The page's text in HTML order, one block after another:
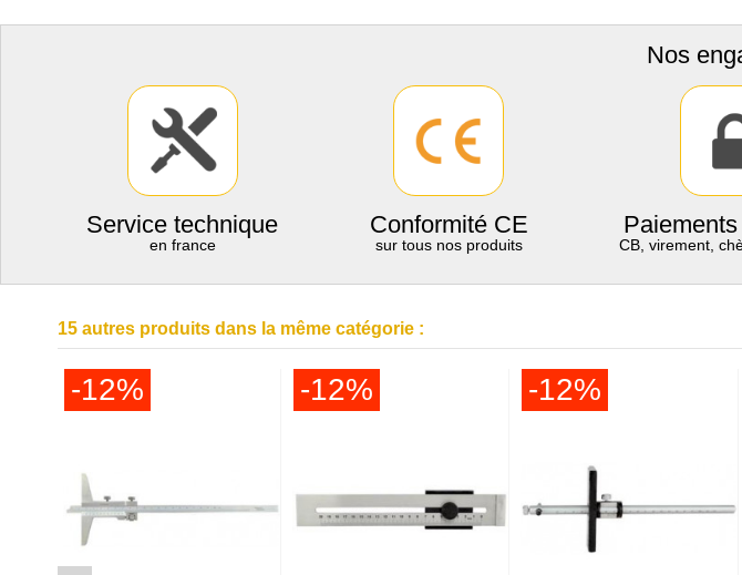
Nos
Service technique
en france
Conformité CE
sur tous nos produits CB, virement,
15 autres produits dans la même catégorie :
-12% -12% -12%